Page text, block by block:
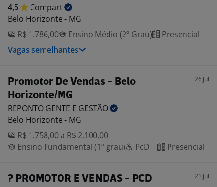
4,5
Compart
Belo Horizonte - MG
R$ 1.786,00
Ensino Médio (2º Grau)
Presencial
Vagas semelhantes
Promotor De Vendas - Belo
Horizonte/MG
26 jul
REPONTO GENTE E GESTÃO
Belo Horizonte - MG
R$ 1.758,00 a R$ 2.100,00
Ensino Fundamental (1º grau)
PcD Presencial
? PROMOTOR E VENDAS - PCD
21 jul